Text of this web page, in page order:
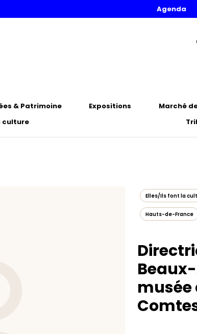
Agenda
& Patrimoine Expositions
Marché
culture
Elles/Ils font la
Hauts-de-France
musée